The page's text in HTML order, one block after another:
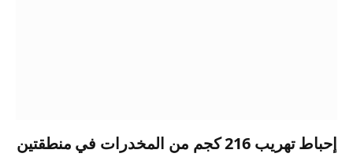
إحباط تهريب 216 كجم من المخدرات في منطقتين